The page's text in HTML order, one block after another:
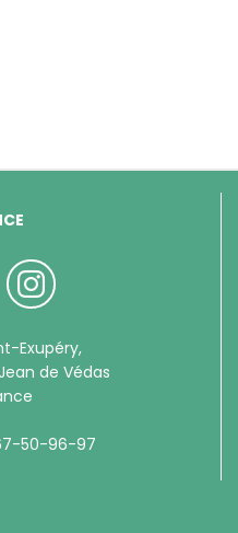
Exupéry,
de Védas
50-96-97